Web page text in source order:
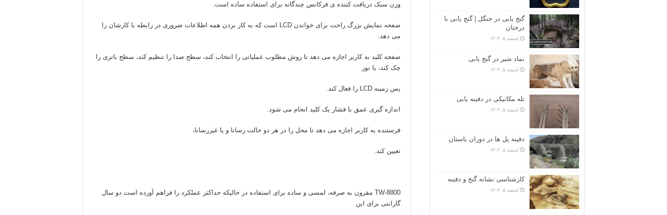
وزن سبک دریافت کننده ی فرکانس چندگانه برای استفاده ساده است.
صفحه نمایش بزرگ راحت برای خواندن LCD است که به کار بردن همه اطلاعات ضروری در رابطه با کارشان را
می دهد.
صفحه کلید به کاربر اجازه می دهد تا روش مطلوب عملیاتی را انتخاب کند، سطح صدا را تنظیم کند، سطح باتری را
چک کند، یا نور
پس زمینه LCD را فعال کند.
اندازه گیری عمق با فشار یک کلید انجام می شود.
فرستنده به کاربر اجازه می دهد تا محل را در هر دو حالت رسانا و یا غیررسانا،
تعیین کند.
TW-8800 مقرون به صرفه، لمسی و ساده برای استفاده در حالیکه حداکثر عملکرد را فراهم آورده است دو سال
گارانتی برای این
گنج یابی در جنگل | گنج یابی با
درختان
اسفند ۵, ۱۴۰۴
نماد شیر در گنج یابی
اسفند ۵, ۱۴۰۴
تله مکانیکی در دفینه یابی
اسفند ۵, ۱۴۰۴
دفینه پل ها در دوران باستان
اسفند ۵, ۱۴۰۴
کارشناسی نشانه گنج و دفینه
اسفند ۵, ۱۴۰۴